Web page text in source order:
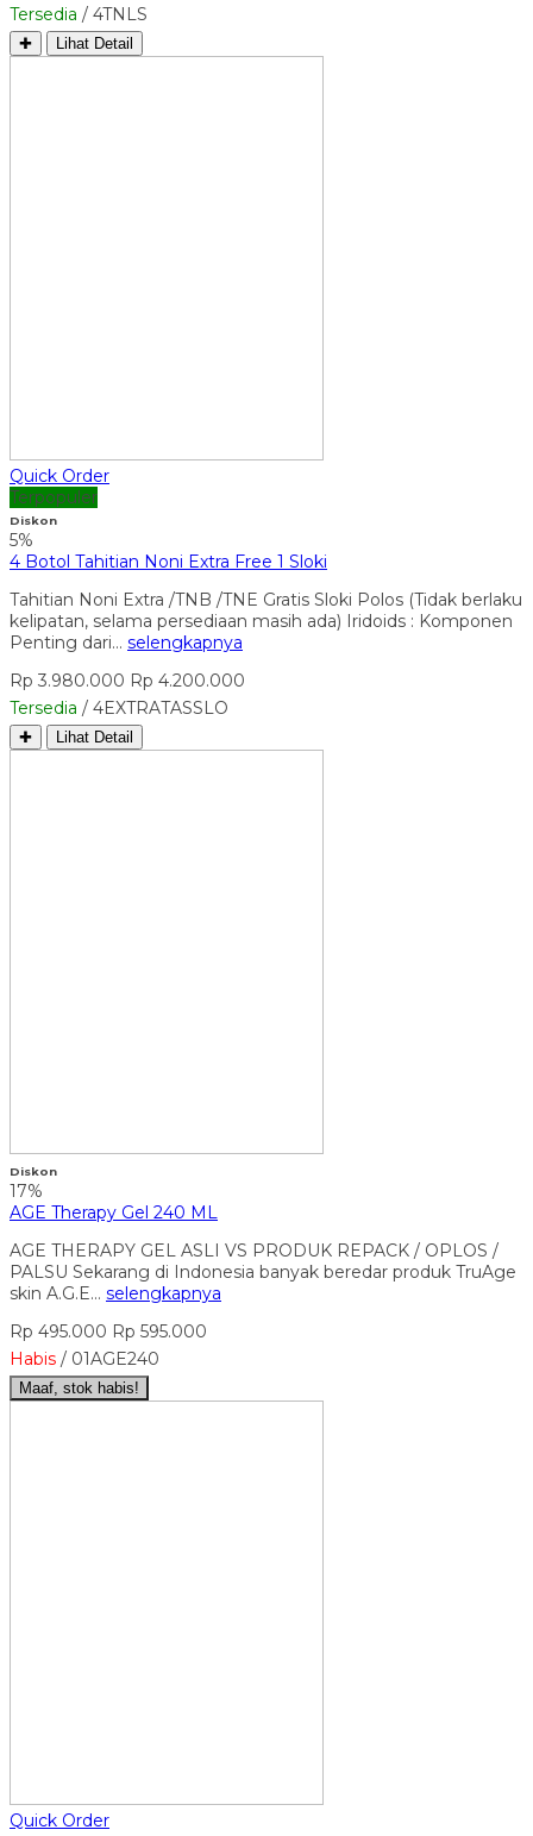
Tersedia / 4TNLS
✚ Lihat Detail
Quick Order
Terpopuler
Diskon
5%
4 Botol Tahitian Noni Extra Free 1 Sloki
Tahitian Noni Extra /TNB /TNE Gratis Sloki Polos (Tidak berlaku
kelipatan, selama persediaan masih ada) Iridoids : Komponen
Penting dari… selengkapnya
Rp 3.980.000 Rp 4.200.000
Tersedia / 4EXTRATASSLO
✚ Lihat Detail
Diskon
17%
AGE Therapy Gel 240 ML
AGE THERAPY GEL ASLI VS PRODUK REPACK / OPLOS /
PALSU Sekarang di Indonesia banyak beredar produk TruAge
skin A.G.E… selengkapnya
Rp 495.000 Rp 595.000
Habis / 01AGE240
Maaf, stok habis!
Quick Order